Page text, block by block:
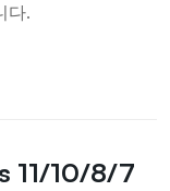
다.
11/10/8/7